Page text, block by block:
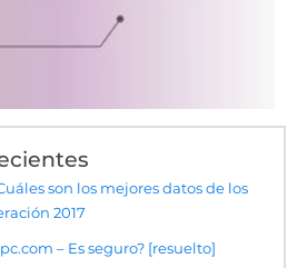
son los mejores datos de los
2017
– Es seguro? [resuelto]